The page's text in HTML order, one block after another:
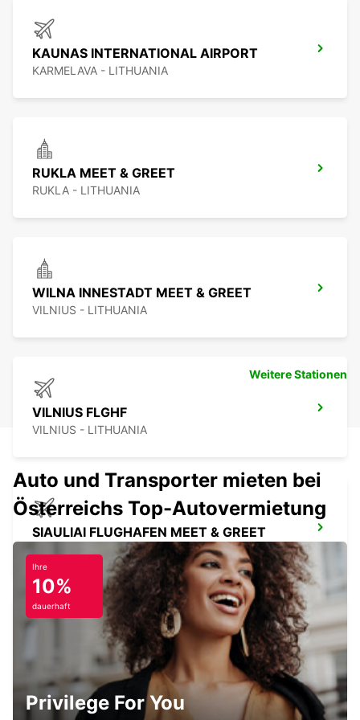
KAUNAS INTERNATIONAL AIRPORT
KARMELAVA - LITHUANIA
RUKLA MEET & GREET
RUKLA - LITHUANIA
WILNA INNESTADT MEET & GREET
VILNIUS - LITHUANIA
VILNIUS FLGHF
VILNIUS - LITHUANIA
SIAULIAI FLUGHAFEN MEET & GREET
SIAULIAI - LITHUANIA
KLAIPEDA
KLAIPEDA - LITHUANIA
Weitere Stationen
Auto und Transporter mieten bei
Österreichs Top-Autovermietung
Ihre
10%
dauerhaft
Privilege For You